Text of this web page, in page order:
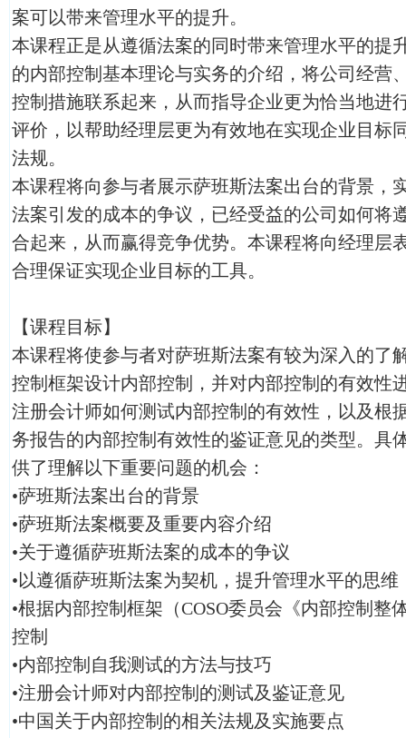
案可以带来管理水平的提升。
本课程正是从遵循法案的同时带来管理水平的提
的内部控制基本理论与实务的介绍，将公司经营
控制措施联系起来，从而指导企业更为恰当地进
评价，以帮助经理层更为有效地在实现企业目标
法规。
本课程将向参与者展示萨班斯法案出台的背景，
法案引发的成本的争议，已经受益的公司如何将
合起来，从而赢得竞争优势。本课程将向经理层
合理保证实现企业目标的工具。
【课程目标】
本课程将使参与者对萨班斯法案有较为深入的了
控制框架设计内部控制，并对内部控制的有效性
注册会计师如何测试内部控制的有效性，以及根
务报告的内部控制有效性的鉴证意见的类型。具
供了理解以下重要问题的机会：
•萨班斯法案出台的背景
•萨班斯法案概要及重要内容介绍
•关于遵循萨班斯法案的成本的争议
•以遵循萨班斯法案为契机，提升管理水平的思维
•根据内部控制框架（COSO委员会《内部控制整
控制
•内部控制自我测试的方法与技巧
•注册会计师对内部控制的测试及鉴证意见
•中国关于内部控制的相关法规及实施要点